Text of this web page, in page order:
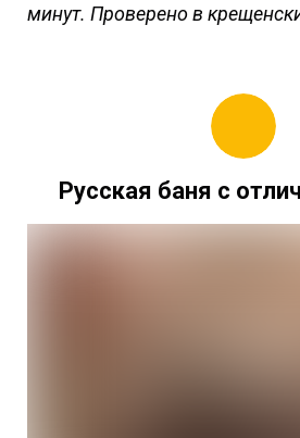
минут. Проверено в
Русская баня с